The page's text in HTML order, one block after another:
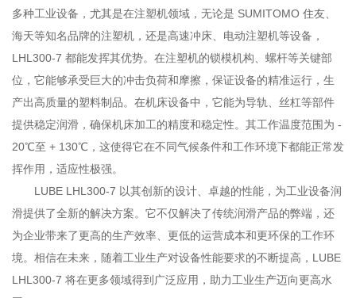
多种工业设备，尤其是在注塑机领域，无论是 SUMITOMO 住友、
海天等知名品牌的注塑机，还是高速冲床、电动注塑机等设备，
LHL300-7 都能发挥其优势。在注塑机的锁模机构、螺杆等关键部
位，它能够承受巨大的冲击负荷和摩擦，保证设备的精准运行，生
产出高质量的塑料制品。在机床设备中，它能为导轨、丝杠等部件
提供稳定润滑，确保机床加工的精度和稳定性。其工作温度范围为 -
20℃至 + 130℃，这使得它在不同气候条件和工作环境下都能正常发
挥作用，适应性极强。
LUBE LHL300-7 以其创新的设计、卓越的性能，为工业设备润
滑提供了全新的解决方案。它不仅解决了传统润滑产品的弊端，还
为企业带来了更高的生产效率、更低的运营成本和更环保的工作环
境。相信在未来，随着工业生产对设备性能要求的不断提高，LUBE
LHL300-7 将在更多领域得到广泛应用，助力工业生产迈向更高水